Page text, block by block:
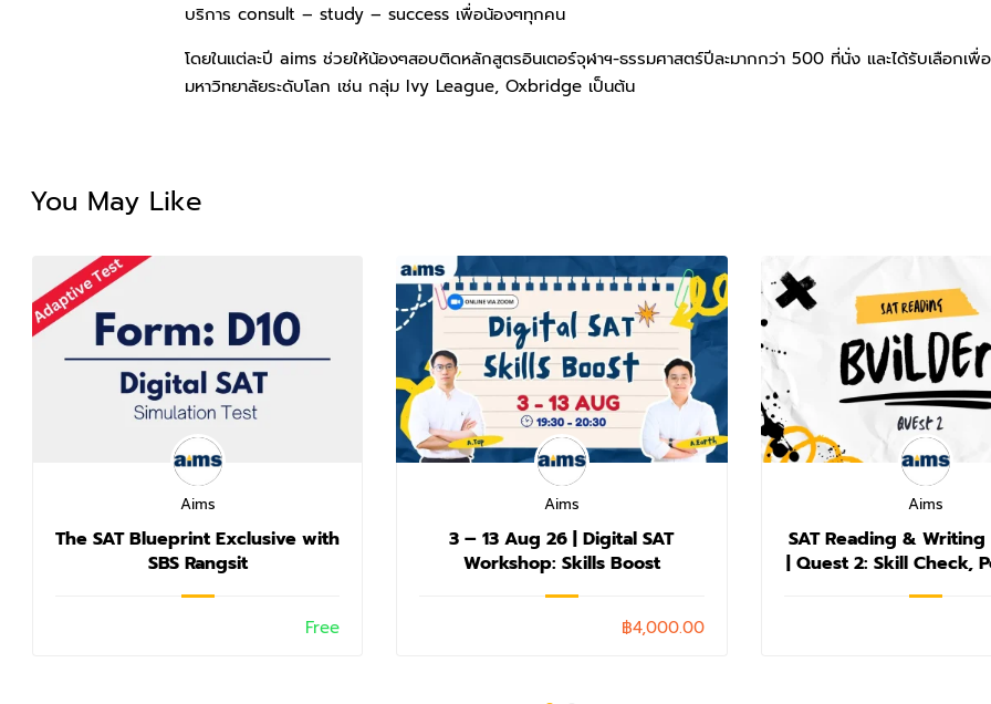
บริการ consult – study – success เพื่อน้องๆทุกคน
โดยในแต่ละปี aims ช่วยให้น้องๆสอบติดหลักสูตรอินเตอร์จุฬาฯ-ธรรมศาสตร์ปีละมากกว่า 500 ที่นั่ง และได้รับเลือกเพื่
มหาวิทยาลัยระดับโลก เช่น กลุ่ม Ivy League, Oxbridge เป็นต้น
You May Like
Aims
The SAT Blueprint Exclusive with
SBS Rangsit
Free
Aims
3 – 13 Aug 26 | Digital SAT
Workshop: Skills Boost
฿4,000.00
Aims
SAT Reading &
| Quest 2: Skill Check,
Task & Post-